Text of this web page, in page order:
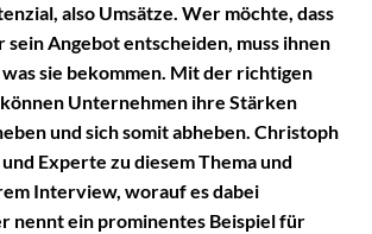
also Umsätze. Wer möchte, dass
sein Angebot entscheiden, muss ihnen
sie bekommen. Mit der richtigen
Unternehmen ihre Stärken
und sich somit abheben. Christoph
Experte zu diesem Thema und
Interview, worauf es dabei
nennt ein prominentes Beispiel für